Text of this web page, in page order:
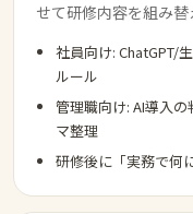
せて研修内容を組み替
社員向け: ChatGPT/
ルール
管理職向け: AI導入
マ整理
研修後に「実務で何